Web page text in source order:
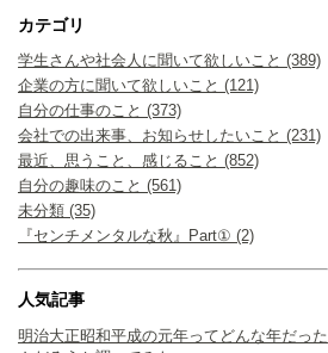
カテゴリ
学生さんや社会人に聞いて欲しいこと (389)
企業の方に聞いて欲しいこと (121)
自分の仕事のこと (373)
会社での出来事、お知らせしたいこと (231)
最近、思うこと、感じること (852)
自分の趣味のこと (561)
未分類 (35)
『センチメンタルな秋』Part① (2)
人気記事
明治大正昭和平成の元年ってどんな年だった